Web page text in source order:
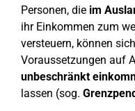
Personen, die im
ihr Einkommen zum
versteuern, können
Voraussetzungen auf
unbeschränkt
lassen (sog.